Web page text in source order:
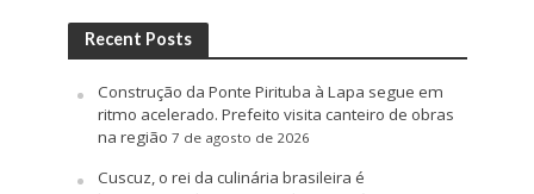
Recent Posts
Construção da Ponte Pirituba à Lapa segue em
ritmo acelerado. Prefeito visita canteiro de obras
na região 7 de agosto de 2026
Cuscuz, o rei da culinária brasileira é